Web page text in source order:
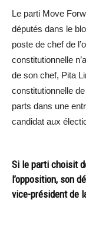
Le parti Move
députés dans le
poste de chef de
constitutionnelle
de son chef, Pita
constitutionnelle
parts dans une
candidat aux
Si le parti choisit
l’opposition, son
vice-président de